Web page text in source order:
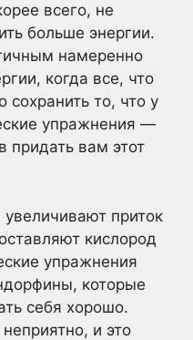
всего, не
больше энергии.
намеренно
когда все, что
сохранить то, что у
упражнения —
придать вам этот
приток
кислород
упражнения
которые
себя хорошо.
и это